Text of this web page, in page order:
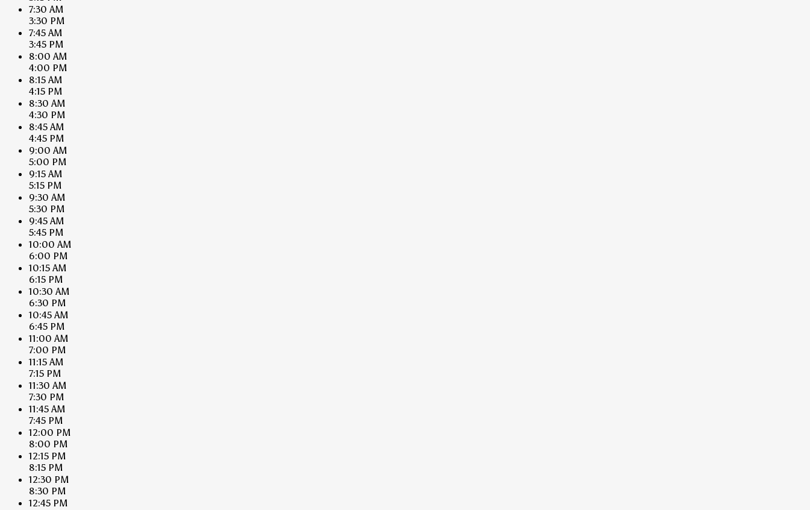
7:30 AM
3:30 PM
7:45 AM
3:45 PM
8:00 AM
4:00 PM
8:15 AM
4:15 PM
8:30 AM
4:30 PM
8:45 AM
4:45 PM
9:00 AM
5:00 PM
9:15 AM
5:15 PM
9:30 AM
5:30 PM
9:45 AM
5:45 PM
10:00 AM
6:00 PM
10:15 AM
6:15 PM
10:30 AM
6:30 PM
10:45 AM
6:45 PM
11:00 AM
7:00 PM
11:15 AM
7:15 PM
11:30 AM
7:30 PM
11:45 AM
7:45 PM
12:00 PM
8:00 PM
12:15 PM
8:15 PM
12:30 PM
8:30 PM
12:45 PM